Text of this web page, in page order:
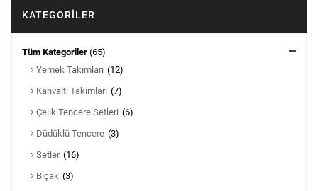
KATEGORILER
Tüm Kategoriler (65)
Yemek Takımları (12)
Kahvaltı Takımları (7)
Çelik Tencere Setleri (6)
Düdüklü Tencere (3)
Setler (16)
Bıçak (3)